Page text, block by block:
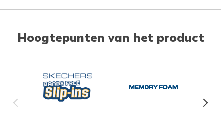
Hoogtepunten van het product